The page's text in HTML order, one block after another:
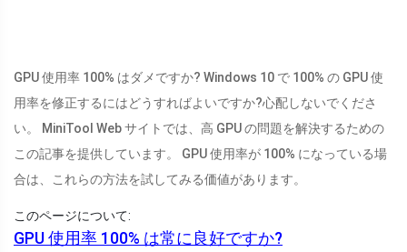
GPU 使用率 100% はダメですか? Windows 10 で 100% の GPU 使
用率を修正するにはどうすればよいですか?心配しないでくださ
い。 MiniTool Web サイトでは、高 GPU の問題を解決するための
この記事を提供しています。 GPU 使用率が 100% になっている場
合は、これらの方法を試してみる価値があります。
このページについて:
GPU 使用率 100% は常に良好ですか?